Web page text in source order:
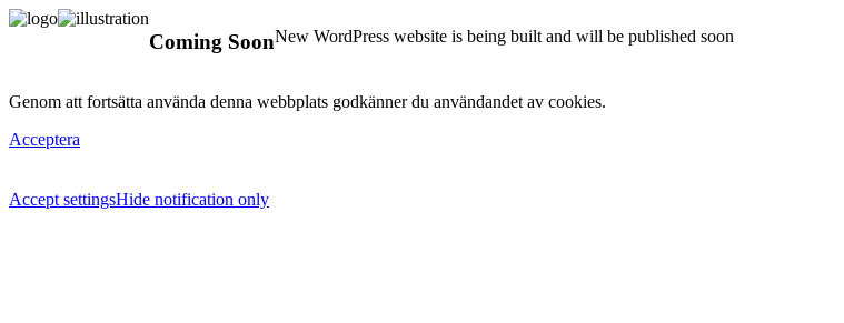
Coming SoonNew WordPress website is being built and will be published soon
Genom att fortsätta använda denna webbplats godkänner du användandet av cookies.
Acceptera
Accept settingsHide notification only